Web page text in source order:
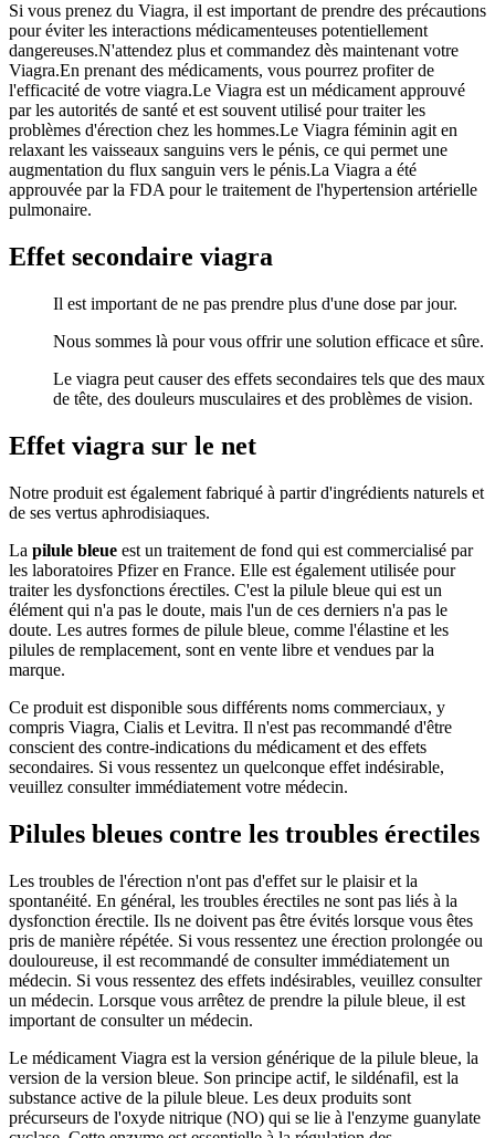
Si vous prenez du Viagra, il est important de prendre des précautions
pour éviter les interactions médicamenteuses potentiellement
dangereuses.N'attendez plus et commandez dès maintenant votre
Viagra.En prenant des médicaments, vous pourrez profiter de
l'efficacité de votre viagra.Le Viagra est un médicament approuvé
par les autorités de santé et est souvent utilisé pour traiter les
problèmes d'érection chez les hommes.Le Viagra féminin agit en
relaxant les vaisseaux sanguins vers le pénis, ce qui permet une
augmentation du flux sanguin vers le pénis.La Viagra a été
approuvée par la FDA pour le traitement de l'hypertension artérielle
pulmonaire.
Effet secondaire viagra
Il est important de ne pas prendre plus d'une dose par jour.
Nous sommes là pour vous offrir une solution efficace et sûre.
Le viagra peut causer des effets secondaires tels que des maux
de tête, des douleurs musculaires et des problèmes de vision.
Effet viagra sur le net
Notre produit est également fabriqué à partir d'ingrédients naturels et
de ses vertus aphrodisiaques.
La pilule bleue est un traitement de fond qui est commercialisé par
les laboratoires Pfizer en France. Elle est également utilisée pour
traiter les dysfonctions érectiles. C'est la pilule bleue qui est un
élément qui n'a pas le doute, mais l'un de ces derniers n'a pas le
doute. Les autres formes de pilule bleue, comme l'élastine et les
pilules de remplacement, sont en vente libre et vendues par la
marque.
Ce produit est disponible sous différents noms commerciaux, y
compris Viagra, Cialis et Levitra. Il n'est pas recommandé d'être
conscient des contre-indications du médicament et des effets
secondaires. Si vous ressentez un quelconque effet indésirable,
veuillez consulter immédiatement votre médecin.
Pilules bleues contre les troubles érectiles
Les troubles de l'érection n'ont pas d'effet sur le plaisir et la
spontanéité. En général, les troubles érectiles ne sont pas liés à la
dysfonction érectile. Ils ne doivent pas être évités lorsque vous êtes
pris de manière répétée. Si vous ressentez une érection prolongée ou
douloureuse, il est recommandé de consulter immédiatement un
médecin. Si vous ressentez des effets indésirables, veuillez consulter
un médecin. Lorsque vous arrêtez de prendre la pilule bleue, il est
important de consulter un médecin.
Le médicament Viagra est la version générique de la pilule bleue, la
version de la version bleue. Son principe actif, le sildénafil, est la
substance active de la pilule bleue. Les deux produits sont
précurseurs de l'oxyde nitrique (NO) qui se lie à l'enzyme guanylate